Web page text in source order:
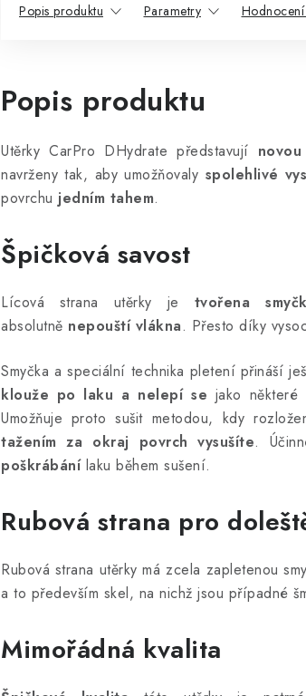
Popis produktu Parametry
Popis produktu
Utěrky CarPro DHydrate představují
navrženy tak, aby umožňovaly spolehlivé
povrchu jedním tahem.
Špičková savost
Lícová strana utěrky je tvořena
absolutně nepouští vlákna. Přesto díky
Smyčka a speciální technika pletení přináší
klouže po laku a nelepí se jako některé
Umožňuje proto sušit metodou, kdy
tažením za okraj povrch vysušíte.
poškrábání laku během sušení.
Rubová strana pro
Rubová strana utěrky má zcela zapletenou
a to především skel, na nichž jsou případné
Mimořádná kvalita